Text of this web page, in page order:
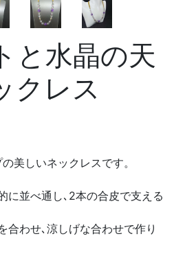
と水晶の天
クレス
美しいネックレスです。
に並べ通し､2本の合皮で支える
合わせ､涼しげな合わせで作り